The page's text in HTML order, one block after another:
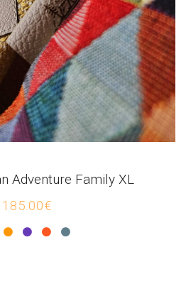
Adventure Family XL
185.00€